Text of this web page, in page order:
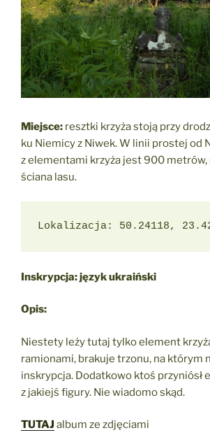
Miejsce: resztki krzyża stoją przy
ku Niemicy z Niwek. W linii prostej od
z elementami krzyża jest 900
ściana lasu.
Lokalizacja: 50.24118,
Inskrypcja: język ukraiński
Opis:
Niestety leży tutaj tylko element
ramionami, brakuje trzonu, na którym
inskrypcja. Dodatkowo ktoś przyniósł
z jakiejś figury. Nie wiadomo skąd.
TUTAJ album ze zdjęciami